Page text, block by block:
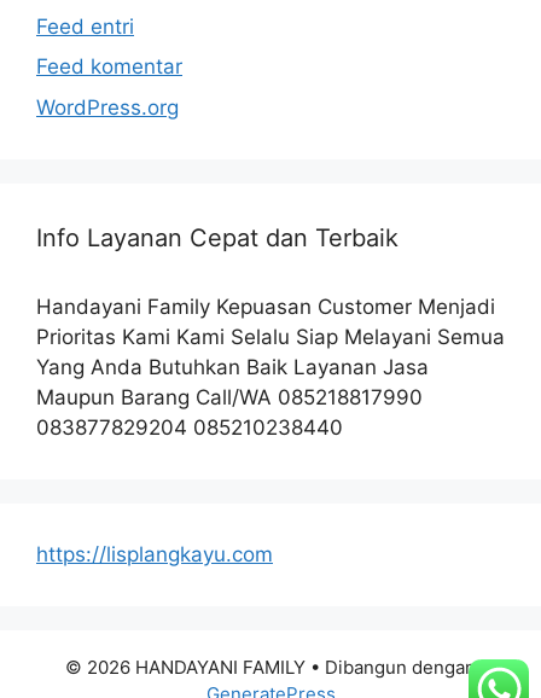
Feed entri
Feed komentar
WordPress.org
Info Layanan Cepat dan Terbaik
Handayani Family Kepuasan Customer Menjadi
Prioritas Kami Kami Selalu Siap Melayani Semua
Yang Anda Butuhkan Baik Layanan Jasa
Maupun Barang Call/WA 085218817990
083877829204 085210238440
https://lisplangkayu.com
© 2026 HANDAYANI FAMILY • Dibangun dengan